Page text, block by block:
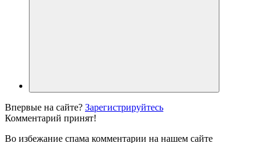
Впервые на сайте? Зарегистрируйтесь
Комментарий принят!
Во избежание спама комментарии на нашем сайте